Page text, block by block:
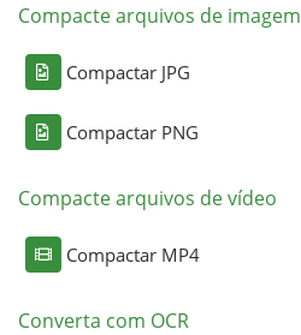
Compacte arquivos de imagem
Compactar JPG
Compactar PNG
Compacte arquivos de vídeo
Compactar MP4
Converta com OCR